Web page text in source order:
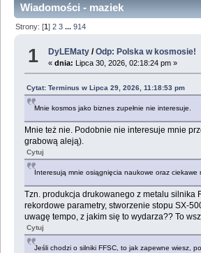
Wiadomości - maziek
Strony: [1]2 3 ...914
1 DyLEMaty /Odp: Polska w kosmosie!
«dnia: Lipca 30, 2026, 02:18:24 pm »
Cytat: Terminus w Lipca 29, 2026, 11:18:53 pm
Mnie kosmos jako biznes zupełnie nie interesuje.
Mnie też nie. Podobnie nie interesuje mnie
grabową aleją).
Cytuj
Interesują mnie osiągnięcia naukowe oraz
Tzn. produkcja drukowanego z metalu silnika
rekordowe parametry, stworzenie stopu SX-
uwagę tempo, z jakim się to wydarza?? To
Cytuj
Jeśli chodzi o silniki FFSC, to jak zapewne wiesz,